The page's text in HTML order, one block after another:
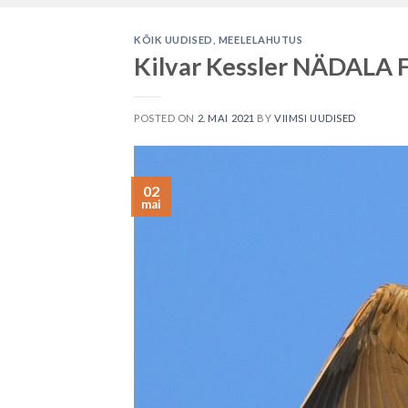
KÕIK UUDISED MEELELAHUTUS
Kilvar Kessler NÄDALA
POSTED ON 2. MAI 2021 BYVIIMSI UUDISED
02
mai